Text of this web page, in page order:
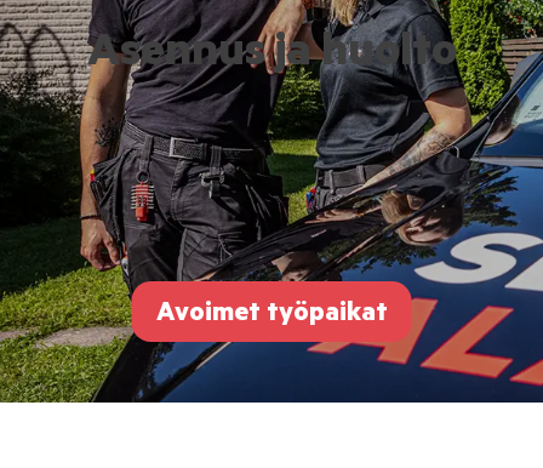
Asennus ja huolto
Avoimet työpaikat